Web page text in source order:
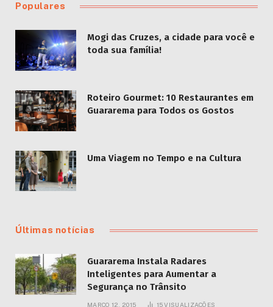
Populares
Mogi das Cruzes, a cidade para você e
toda sua família!
Roteiro Gourmet: 10 Restaurantes em
Guararema para Todos os Gostos
Uma Viagem no Tempo e na Cultura
Últimas notícias
Guararema Instala Radares
Inteligentes para Aumentar a
Segurança no Trânsito
MARÇO 12, 2015 15VISUALIZAÇÕES